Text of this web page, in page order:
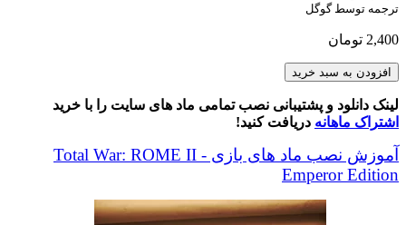
ترجمه توسط گوگل
2,400 تومان
Wars
Of
The
Gods
Ancient
Wars
Mod
افزودن به سبد خرید
لینک دانلود و پشتیبانی نصب تمامی ماد های سایت را با خرید
اشتراک ماهانه دریافت کنید!
آموزش نصب ماد های بازی Total War: ROME II -
Emperor Edition